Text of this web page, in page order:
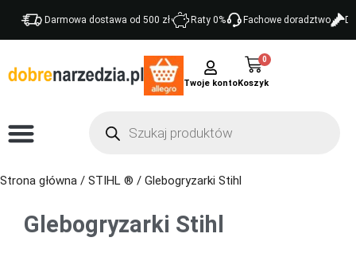
Darmowa dostawa od 500 zł Raty 0% Fachowe doradztwo
Twoje konto
0
Strona główna / STIHL ® / Glebogryzarki Stihl
Glebogryzarki Stihl